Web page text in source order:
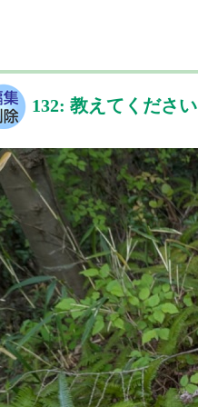
132: 教えてください